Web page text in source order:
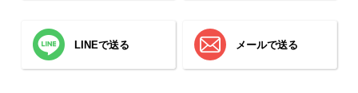
LINEで送る メールで送る